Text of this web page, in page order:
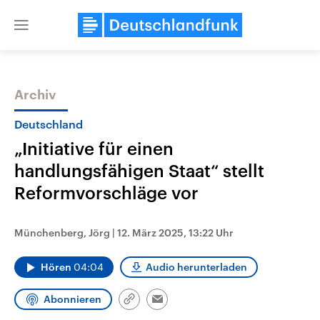
Close
Themen
2026
Alle Informationen
September 2026 einen neuen
Landtag. Seit 2021 wird das
Aktuelle Beiträge,
Hintergründe
Archiv
Deutschland
„Initiative für einen
handlungsfähigen Staat“ stellt
Reformvorschläge vor
Münchenberg, Jörg | 12. März 2025, 13:22 Uhr
Hören 04:04 Audio herunterladen
Abonnieren
Link
Email